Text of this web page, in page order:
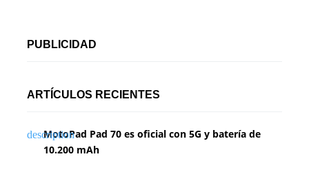
g
n
c
PUBLICIDAD
ARTÍCULOS RECIENTES
MotoPad Pad 70 es oficial con 5G y batería de
10.200 mAh